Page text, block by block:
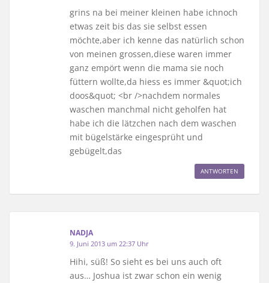
grins na bei meiner kleinen habe ichnoch
etwas zeit bis das sie selbst essen
möchte,aber ich kenne das natürlich schon
von meinen grossen,diese waren immer
ganz empört wenn die mama sie noch
füttern wollte,da hiess es immer &quot;ich
doos&quot; <br />nachdem normales
waschen manchmal nicht geholfen hat
habe ich die lätzchen nach dem waschen
mit bügelstärke eingesprüht und
gebügelt,das
ANTWORTEN
NADJA
9. Juni 2013 um 22:37 Uhr
Hihi, süß! So sieht es bei uns auch oft
aus… Joshua ist zwar schon ein wenig